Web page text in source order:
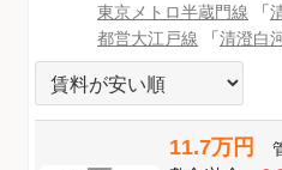
東京メトロ半蔵門線 「
都営大江戸線 「清澄白
11.7万円